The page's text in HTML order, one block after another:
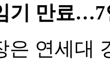
기 만료…7
은 연세대